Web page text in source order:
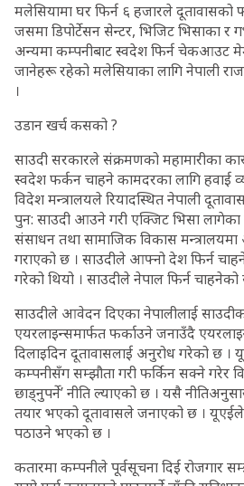
मलेसियामा घर फिर्न ६ हजारले दूतावासको
जसमा डिपोर्टेसन सेन्टर, भिजिट भिसाका र
अन्यमा कम्पनीबाट स्वदेश फिर्न चेकआउट
जानेहरू रहेको मलेसियाका लागि नेपाली
।
उडान खर्च कसको ?
साउदी सरकारले संक्रमणको महामारीका
स्वदेश फर्कन चाहने कामदरका लागि हवाई
विदेश मन्त्रालयले रियादस्थित नेपाली
पुन: साउदी आउने गरी एक्जिट भिसा
संसाधन तथा सामाजिक विकास
गराएको छ । साउदीले आफ्नो देश फिर्न
गरेको थियो । साउदीले नेपाल फिर्न
साउदीले आवेदन दिएका नेपालीलाई
एयरलाइन्समार्फत फर्काउने जनाउँदै
दिलाइदिन दूतावासलाई अनुरोध गरेको छ
कम्पनीसँग सम्झौता गरी फर्किन सक्ने गरेर
छाड्नुपर्ने’ नीति ल्याएको छ । यसै
तयार भएको दूतावासले जनाएको छ । यूएईले
पठाउने भएको छ ।
कतारमा कम्पनीले पूर्वसूचना दिई रोजगार